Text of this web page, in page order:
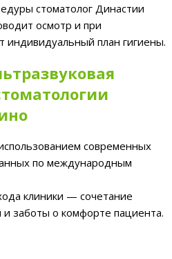
стоматолог Династии
осмотр и при
индивидуальный план гигиены.
современных
по международным
клиники — сочетание
заботы о комфорте пациента.